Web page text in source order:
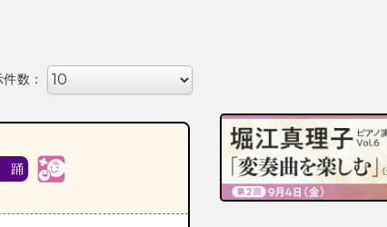
数：
踊